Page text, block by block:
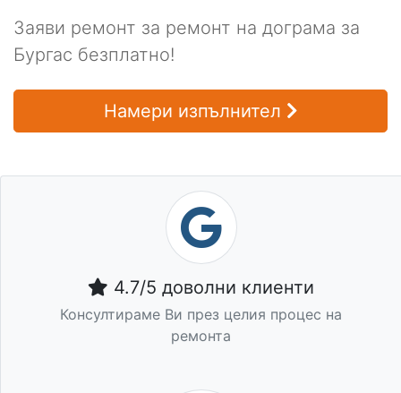
Заяви ремонт за ремонт на дограма за
Бургас безплатно!
Намери изпълнител
4.7/5 доволни клиенти
Консултираме Ви през целия процес на
ремонта